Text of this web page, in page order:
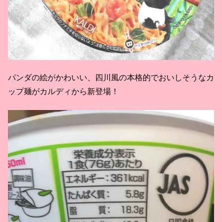
パンダの絵がかわいい、四川風の本格的でおいしそうなカ
ップ麺がカルディから新登場！